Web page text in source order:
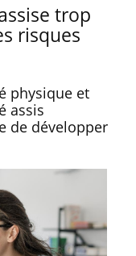
trop
risques
physique et
assis
de développer